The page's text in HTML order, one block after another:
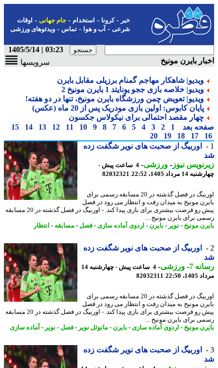
-کرونا-استخدام- جام جهانی-اوقات
شرعی-آب و هوا-تماس-ویدئوهای ورزشی
03:23 | 1405/5/14
بایرن مونیخ
سرویسها
ویدیو| شاهکار مهاجم گمنام برزیلی مقابل بایرن
ویدیو| خلاصه بازی ججو یونایتد 1 بایرن مونیخ 2
ویدیو| تعویض چمن ورزشگاه بایرن مونیخ، تنها در دو هفته!
پایان کابوس: اولین بازی مودریک پس از 20 ماه (عکس)
چهار مقصد احتمالی برای نیکولاس جکسون
بعد
1
2
3
4
5
6
7
8
9
10
11
12
13
14
15
17
18
19
20
اوربیگ از صحبت های نویر شگفت زده
نیوز-ورزشی-
4 ساعت پیش -
مرداد 1405، 22:52
82032321
اوربیگ در فصل گذشته در 20 مسابقه رسمی برای
مونیخ به میدان رفت و انتظار می رود در فصل
پیش رو فرصت بیشتری برای بازی پیدا کند. - اوربیگ در فصل گذشته در 20 مسابقه
برای بایرن مونیخ ...
مونیخ-نویر -بایرن- اردوی آماده سازی- فصل-مسابقه-انتظار
اوربیگ از صحبت های نویر شگفت زده
7
-ورزشی-
4 ساعت پیش - چهارشنبه 14
22:50
82032311
اوربیگ در فصل گذشته در 20 مسابقه رسمی برای
مونیخ به میدان رفت و انتظار می رود در فصل
پیش رو فرصت بیشتری برای بازی پیدا کند. - اوربیگ در فصل گذشته در 20 مسابقه
برای بایرن مونیخ ...
مونیخ-اردوی آماده سازی- بایرن- مانوئل نویر -فصل-نویر -آماده سازی
اوربیگ از صحبت های نویر شگفت زده